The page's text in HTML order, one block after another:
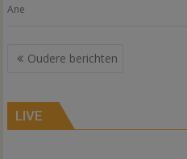
Ane
Berichtennavigatie
Oudere berichten
LIVE